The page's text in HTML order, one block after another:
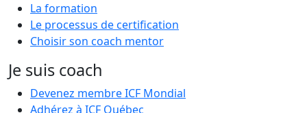
La formation
Le processus de certification
Choisir son coach mentor
Je suis coach
Devenez membre ICF Mondial
Adhérez à ICF Québec